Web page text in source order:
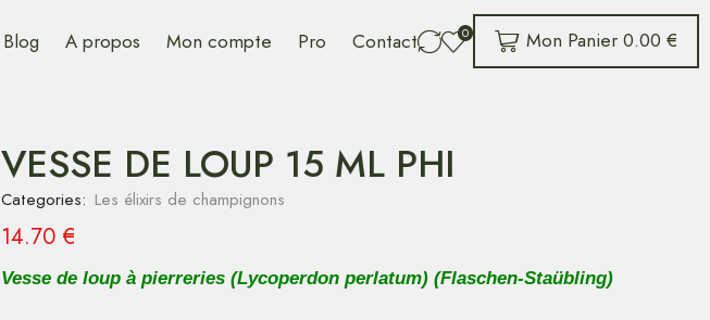
Blog A propos Mon compte Pro Contact 0 Mon Panier 0.00 €
VESSE DE LOUP 15 ML PHI
Categories: Les élixirs de champignons
14.70 €
Vesse de loup à pierreries (Lycoperdon perlatum) (Flaschen-Staübling)